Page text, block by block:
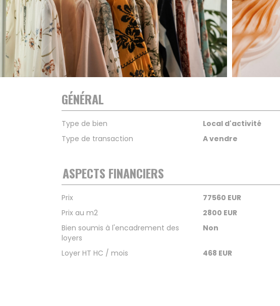
GÉNÉRAL
Type de bien
Local d'activité
Type de transaction
A vendre
ASPECTS FINANCIERS
Prix
77560 EUR
Prix au m2
2800 EUR
Bien soumis à l'encadrement des
loyers
Non
Loyer HT HC / mois 468 EUR